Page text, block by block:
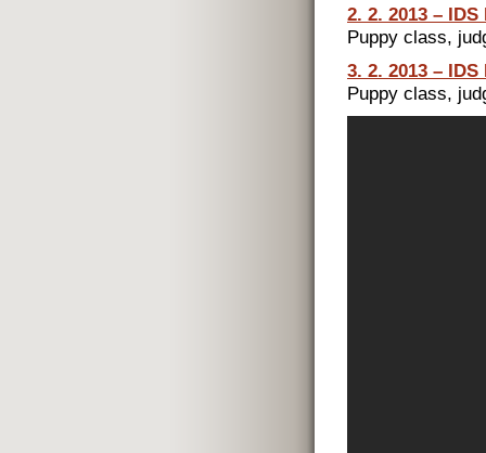
2. 2. 2013 –
Puppy class,
3. 2. 2013 –
Puppy class,